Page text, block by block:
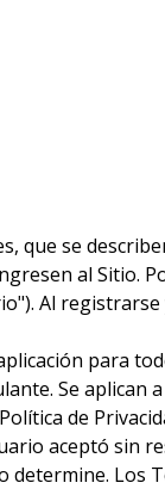
que se
al Sitio.
Al
para
Se aplican
de
aceptó sin
Los